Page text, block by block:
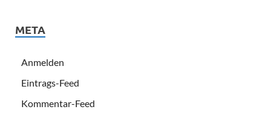
META
Anmelden
Eintrags-Feed
Kommentar-Feed